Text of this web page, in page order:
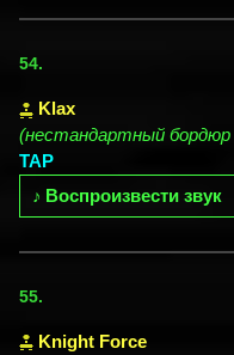
54.
Klax
(нестандартный бордюр
TAP
♪ Воспроизвести звук
55.
Knight Force